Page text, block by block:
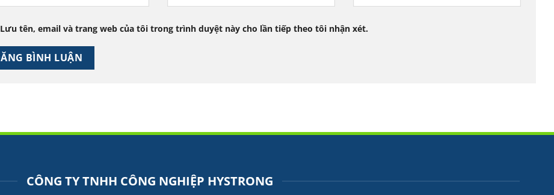
Lưu tên, email và trang web của tôi trong trình duyệt này cho lần tiếp theo tôi nhận xét.
CÔNG TY TNHH CÔNG NGHIỆP HYSTRONG